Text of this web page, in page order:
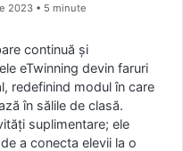
2023 • 5 minute
continuă și
eTwinning devin faruri
redefinind modul în care
în sălile de clasă.
suplimentare; ele
a conecta elevii la o